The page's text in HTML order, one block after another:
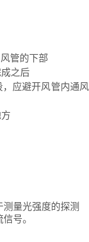
管的下部
之后
应避开风管内通风
量光强度的探测
号。